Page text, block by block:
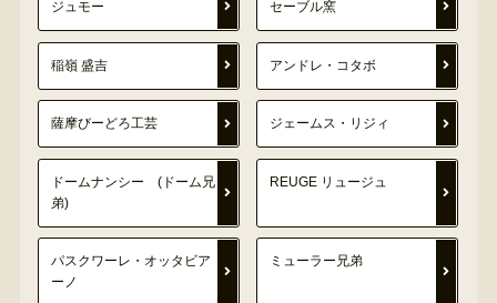
ジュモー セーブル窯
稲嶺 盛吉 アンドレ・コタボ
薩摩びーどろ工芸 ジェームス・リジィ
ドームナンシー (ドーム兄
弟)
REUGE リュージュ
パスクワーレ・オッタビア
ーノ
ミューラー兄弟